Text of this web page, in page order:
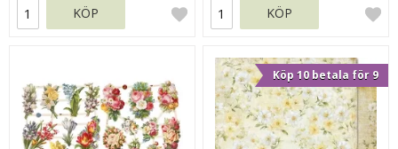
KÖP KÖP
Köp 10 betala för 9